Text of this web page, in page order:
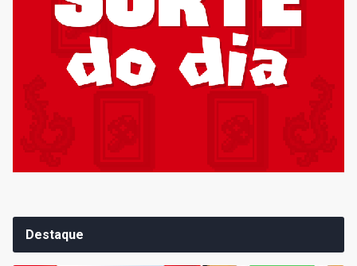
Destaque